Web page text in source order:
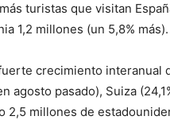
turistas que visitan
1,2 millones (un 5,8% más).
crecimiento interanual
agosto pasado), Suiza
2,5 millones de